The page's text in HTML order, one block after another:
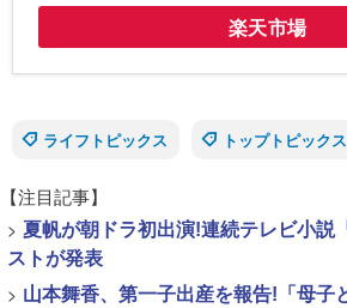
楽天市場
ライフトピックス
トップトピックス
【注目記事】
> 夏帆が朝ドラ初出演!連続テレビ小説
ストが発表
> 山本舞香、第一子出産を報告!「母子